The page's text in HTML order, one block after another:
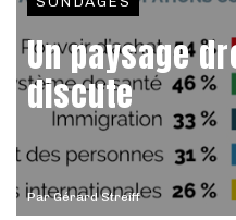
ParGérard Streiff
Un paysage
discute